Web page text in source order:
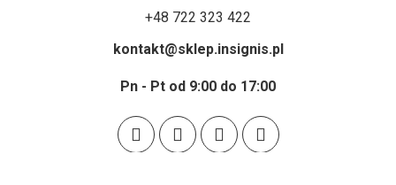
+48 722 323 422
kontakt@sklep.insignis.pl
Pn - Pt od 9:00 do 17:00